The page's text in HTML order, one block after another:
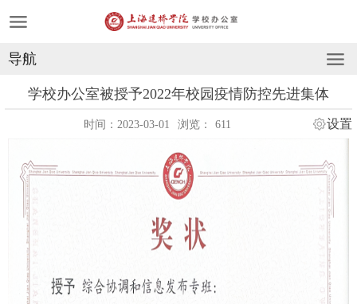
导航
学校办公室被授予2022年校园疫情防控先进集体
时间：2023-03-01 浏览： 611 设置